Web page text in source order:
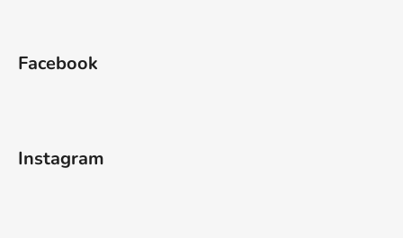
Facebook
Instagram